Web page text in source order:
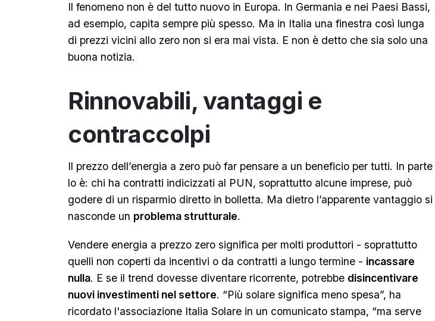
Il fenomeno non è del tutto nuovo in Europa. In Germania e nei Paesi Bassi,
ad esempio, capita sempre più spesso. Ma in Italia una finestra così lunga
di prezzi vicini allo zero non si era mai vista. E non è detto che sia solo una
buona notizia.
Rinnovabili, vantaggi e
contraccolpi
Il prezzo dell’energia a zero può far pensare a un beneficio per tutti. In parte
lo è: chi ha contratti indicizzati al PUN, soprattutto alcune imprese, può
godere di un risparmio diretto in bolletta. Ma dietro l’apparente vantaggio si
nasconde un problema strutturale.
Vendere energia a prezzo zero significa per molti produttori - soprattutto
quelli non coperti da incentivi o da contratti a lungo termine - incassare
nulla. E se il trend dovesse diventare ricorrente, potrebbe disincentivare
nuovi investimenti nel settore. “Più solare significa meno spesa”, ha
ricordato l'associazione Italia Solare in un comunicato stampa, “ma serve